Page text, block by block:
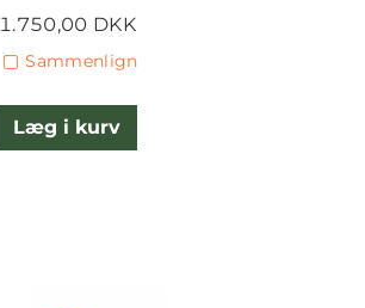
1.750,00 DKK
Sammenlign
Læg i kurv